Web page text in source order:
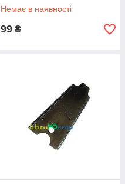
Немає в наявності
99 ₴